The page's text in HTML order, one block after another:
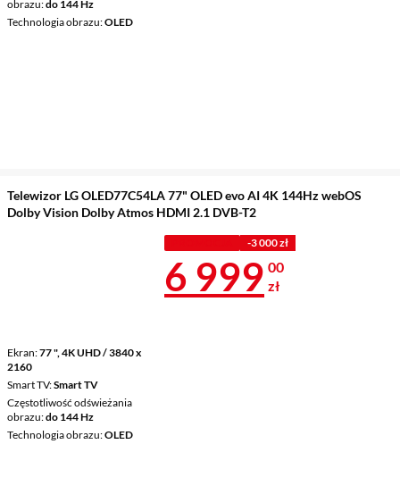
obrazu do 144 Hz
Technologia obrazu OLED
Telewizor LG OLED77C54LA 77" OLED evo AI 4K 144Hz webOS
Dolby Vision Dolby Atmos HDMI 2.1 DVB-T2
Ekran 77 ", 4K UHD / 3840 x
2160
Smart TV Smart TV
Częstotliwość odświeżania
obrazu do 144 Hz
Technologia obrazu OLED
-3 000 zł
Cena 6 999 zł
6 999 00
zł